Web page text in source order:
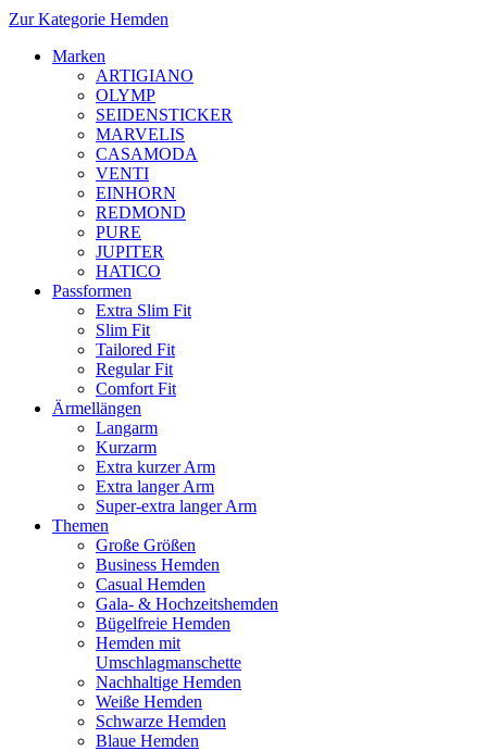
Zur Kategorie Hemden
Marken
ARTIGIANO
OLYMP
SEIDENSTICKER
MARVELIS
CASAMODA
VENTI
EINHORN
REDMOND
PURE
JUPITER
HATICO
Passformen
Extra Slim Fit
Slim Fit
Tailored Fit
Regular Fit
Comfort Fit
Ärmellängen
Langarm
Kurzarm
Extra kurzer Arm
Extra langer Arm
Super-extra langer Arm
Themen
Große Größen
Business Hemden
Casual Hemden
Gala- & Hochzeitshemden
Bügelfreie Hemden
Hemden mit
Umschlagmanschette
Nachhaltige Hemden
Weiße Hemden
Schwarze Hemden
Blaue Hemden